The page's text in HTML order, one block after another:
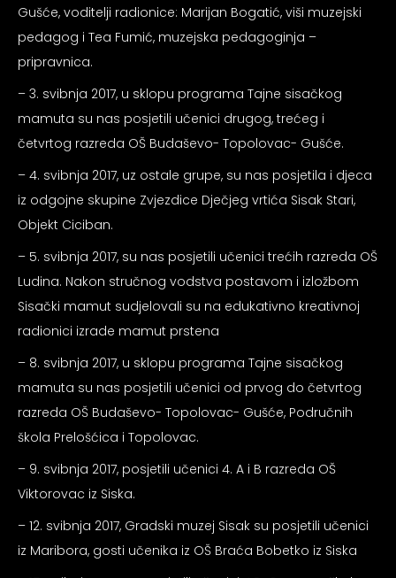
Gušće, voditelji radionice: Marijan Bogatić, viši muzejski
pedagog i Tea Fumić, muzejska pedagoginja –
pripravnica.
– 3. svibnja 2017, u sklopu programa Tajne sisačkog
mamuta su nas posjetili učenici drugog, trećeg i
četvrtog razreda OŠ Budaševo- Topolovac- Gušće.
– 4. svibnja 2017, uz ostale grupe, su nas posjetila i djeca
iz odgojne skupine Zvjezdice Dječjeg vrtića Sisak Stari,
Objekt Ciciban.
– 5. svibnja 2017, su nas posjetili učenici trećih razreda OŠ
Ludina. Nakon stručnog vodstva postavom i izložbom
Sisački mamut sudjelovali su na edukativno kreativnoj
radionici izrade mamut prstena
– 8. svibnja 2017, u sklopu programa Tajne sisačkog
mamuta su nas posjetili učenici od prvog do četvrtog
razreda OŠ Budaševo- Topolovac- Gušće, Područnih
škola Prelošćica i Topolovac.
– 9. svibnja 2017, posjetili učenici 4. A i B razreda OŠ
Viktorovac iz Siska.
– 12. svibnja 2017, Gradski muzej Sisak su posjetili učenici
iz Maribora, gosti učenika iz OŠ Braća Bobetko iz Siska